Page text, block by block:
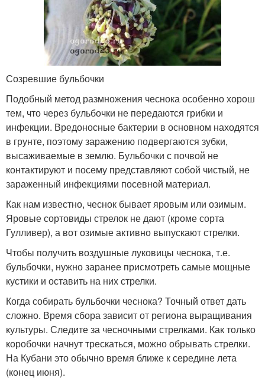
Созревшие бульбочки
Подобный метод размножения чеснока особенно хорош
тем, что через бульбочки не передаются грибки и
инфекции. Вредоносные бактерии в основном находятся
в грунте, поэтому заражению подвергаются зубки,
высаживаемые в землю. Бульбочки с почвой не
контактируют и посему представляют собой чистый, не
зараженный инфекциями посевной материал.
Как нам известно, чеснок бывает яровым или озимым.
Яровые сортовиды стрелок не дают (кроме сорта
Гулливер), а вот озимые активно выпускают стрелки.
Чтобы получить воздушные луковицы чеснока, т.е.
бульбочки, нужно заранее присмотреть самые мощные
кустики и оставить на них стрелки.
Когда собирать бульбочки чеснока? Точный ответ дать
сложно. Время сбора зависит от региона выращивания
культуры. Следите за чесночными стрелками. Как только
коробочки начнут трескаться, можно обрывать стрелки.
На Кубани это обычно время ближе к середине лета
(конец июня).